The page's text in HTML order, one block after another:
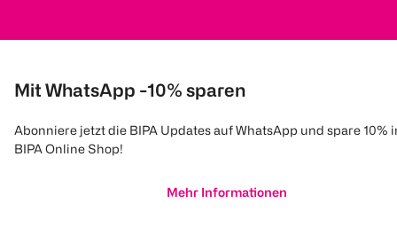
Mit WhatsApp -10% sparen
Abonniere jetzt die BIPA Updates auf WhatsApp und spare 10%
BIPA Online Shop!
Mehr Informationen